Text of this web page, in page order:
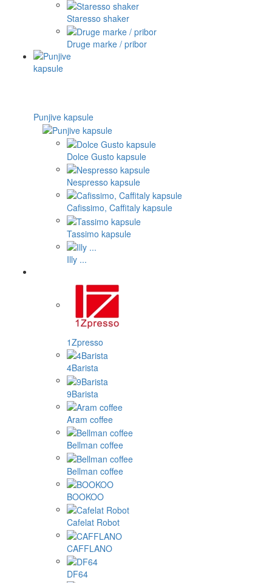
Staresso shaker
Druge marke / pribor
Punjive kapsule
Dolce Gusto kapsule
Nespresso kapsule
Cafissimo, Caffitaly kapsule
Tassimo kapsule
Illy ...
1Zpresso
4Barista
9Barista
Aram coffee
Bellman coffee
Bellman coffee
BOOKOO
Cafelat Robot
CAFFLANO
DF64